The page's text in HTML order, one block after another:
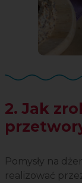
2. Jak
Pomysły na
realizować